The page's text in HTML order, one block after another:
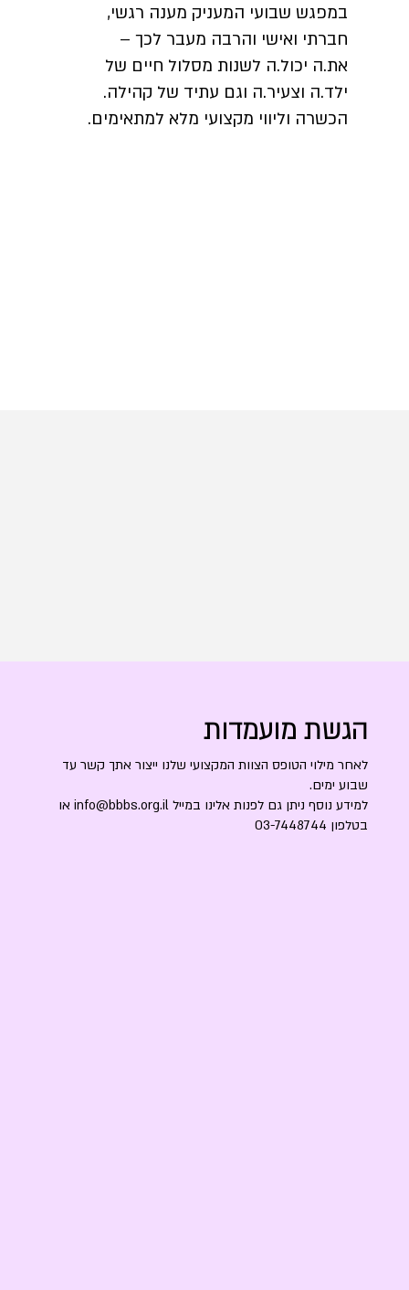
במפגש שבועי המעניק מענה רגשי,
חברתי ואישי והרבה מעבר לכך –
את.ה יכול.ה לשנות מסלול חיים של
ילד.ה וצעיר.ה וגם עתיד של קהילה.
הכשרה וליווי מקצועי מלא למתאימים.
הגשת מועמדות
לאחר מילוי הטופס הצוות המקצועי שלנו ייצור אתך קשר עד
שבוע ימים.
למידע נוסף ניתן גם לפנות אלינו במייל info@bbbs.org.ilאו
בטלפון 03-7448744